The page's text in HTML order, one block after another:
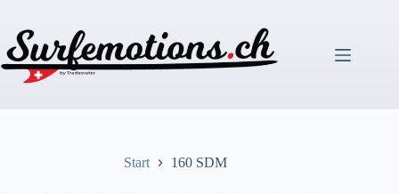
springen
Start 160 SDM